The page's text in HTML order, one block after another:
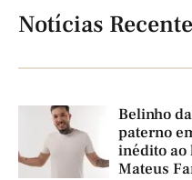
Notícias
Belinho
paterno
inédito ao
Mateus